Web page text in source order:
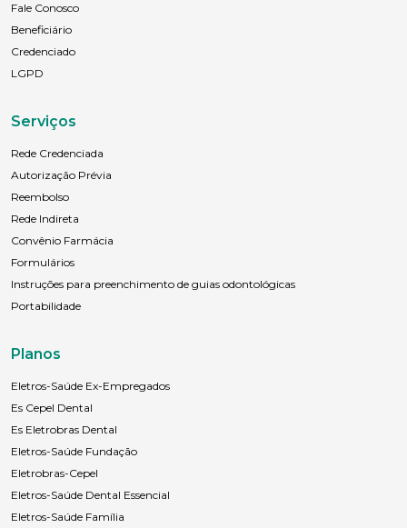
Fale Conosco
Beneficiário
Credenciado
LGPD
Serviços
Rede Credenciada
Autorização Prévia
Reembolso
Rede Indireta
Convênio Farmácia
Formulários
Instruções para preenchimento de guias odontológicas
Portabilidade
Planos
Eletros-Saúde Ex-Empregados
Es Cepel Dental
Es Eletrobras Dental
Eletros-Saúde Fundação
Eletrobras-Cepel
Eletros-Saúde Dental Essencial
Eletros-Saúde Família